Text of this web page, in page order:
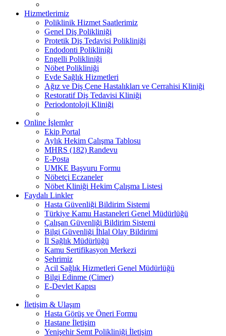
Hizmetlerimiz
Poliklinik Hizmet Saatlerimiz
Genel Diş Polikliniği
Protetik Diş Tedavisi Polikliniği
Endodonti Polikliniği
Engelli Polikliniği
Nöbet Polikliniği
Evde Sağlık Hizmetleri
Ağız ve Diş Çene Hastalıkları ve Cerrahisi Kliniği
Restoratif Diş Tedavisi Kliniği
Periodontoloji Kliniği
Online İşlemler
Ekip Portal
Aylık Hekim Çalışma Tablosu
MHRS (182) Randevu
E-Posta
UMKE Başvuru Formu
Nöbetçi Eczaneler
Nöbet Kliniği Hekim Çalışma Listesi
Faydalı Linkler
Hasta Güvenliği Bildirim Sistemi
Türkiye Kamu Hastaneleri Genel Müdürlüğü
Çalışan Güvenliği Bildirim Sistemi
Bilgi Güvenliği İhlal Olay Bildirimi
İl Sağlık Müdürlüğü
Kamu Sertifikasyon Merkezi
Şehrimiz
Acil Sağlık Hizmetleri Genel Müdürlüğü
Bilgi Edinme (Cimer)
E-Devlet Kapısı
İletişim & Ulaşım
Hasta Görüş ve Öneri Formu
Hastane İletişim
Yenişehir Semt Polikliniği İletişim